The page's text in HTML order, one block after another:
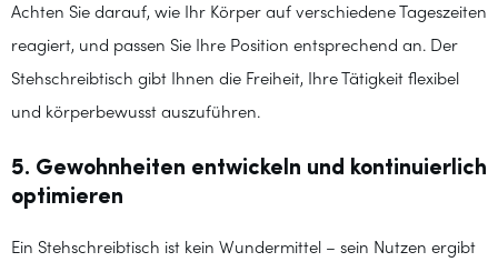
Achten Sie darauf, wie Ihr Körper auf verschiedene Tageszeiten
reagiert, und passen Sie Ihre Position entsprechend an. Der
Stehschreibtisch gibt Ihnen die Freiheit, Ihre Tätigkeit flexibel
und körperbewusst auszuführen.
5. Gewohnheiten entwickeln und kontinuierlich
optimieren
Ein Stehschreibtisch ist kein Wundermittel – sein Nutzen ergibt